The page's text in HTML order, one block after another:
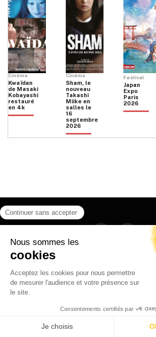
Cinéma
Kwaïdan
de Masaki
Kobayashi
restauré
en 4k
Cinéma
Sham, le
nouveau
Takashi
Miike en
salles le
16
septembre
2026
Festival
Japan
Expo
Paris
2026
Instagram
POLITIQUE DE CONFIDENTIALITÉ
© 2026 Ilyfunet